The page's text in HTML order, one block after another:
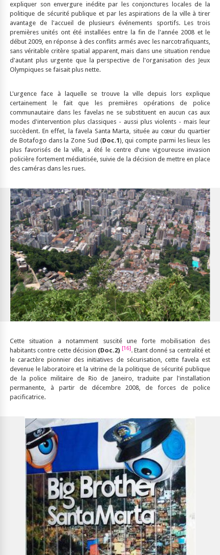
expliquer son envergure inédite par les conjonctures locales de la
politique de sécurité publique et par les aspirations de la ville à tirer
avantage de l'accueil de plusieurs événements sportifs. Les trois
premières unités ont été installées entre la fin de l'année 2008 et le
début 2009, en réponse à des conflits armés avec les narcotrafiquants,
sans véritable critère spatial apparent, mais dans une situation rendue
d'autant plus urgente que la perspective de l'organisation des Jeux
Olympiques se faisait plus nette.
L'urgence face à laquelle se trouve la ville depuis lors explique
certainement le fait que les premières opérations de police
communautaire dans les favelas ne se substituent en aucun cas aux
modes d'intervention plus classiques - aussi plus violents - mais leur
succèdent. En effet, la favela Santa Marta, située au cœur du quartier
de Botafogo dans la Zone Sud (Doc.1), qui compte parmi les lieux les
plus favorisés de la ville, a été le centre d'une vigoureuse invasion
policière fortement médiatisée, suivie de la décision de mettre en place
des caméras dans les rues.
Cette situation a notamment suscité une forte mobilisation des
habitants contre cette décision (Doc.2) [16]. Etant donné sa centralité et
le caractère pionnier des initiatives de sécurisation, cette favela est
devenue le laboratoire et la vitrine de la politique de sécurité publique
de la police militaire de Rio de Janeiro, traduite par l'installation
permanente, à partir de décembre 2008, de forces de police
pacificatrice.